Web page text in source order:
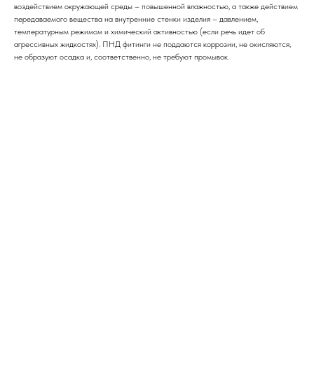
воздействием окружающей среды – повышенной влажностью, а также действием
передаваемого вещества на внутренние стенки изделия – давлением,
температурным режимом и химический активностью (если речь идет об
агрессивных жидкостях). ПНД фитинги не поддаются коррозии, не окисляются,
не образуют осадка и, соответственно, не требуют промывок.